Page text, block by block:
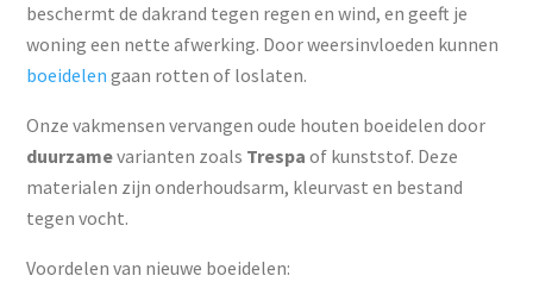
beschermt de dakrand tegen regen en wind, en geeft je
woning een nette afwerking. Door weersinvloeden kunnen
boeidelen gaan rotten of loslaten.
Onze vakmensen vervangen oude houten boeidelen door
duurzamevarianten zoals Trespa of kunststof. Deze
materialen zijn onderhoudsarm, kleurvast en bestand
tegen vocht.
Voordelen van nieuwe boeidelen: